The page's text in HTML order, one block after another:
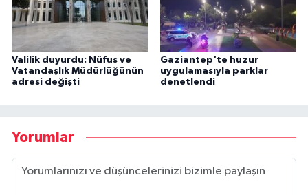
Valilik duyurdu: Nüfus ve
Vatandaşlık Müdürlüğünün
adresi değişti
Gaziantep'te huzur
uygulamasıyla parklar
denetlendi
Yorumlar